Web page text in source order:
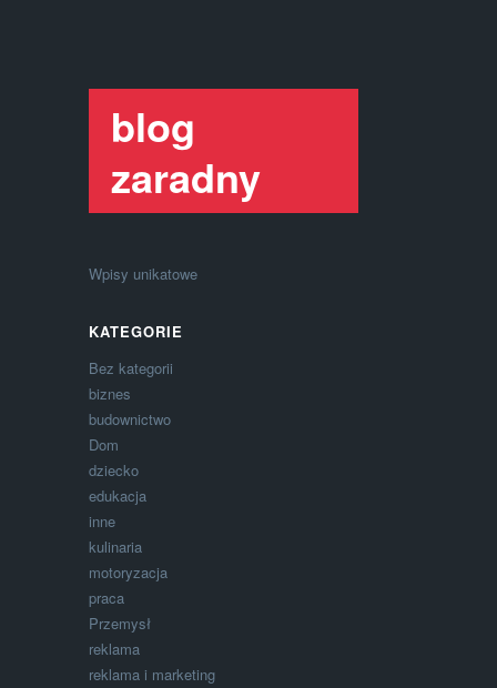
blog
zaradny
Wpisy unikatowe
KATEGORIE
Bez kategorii
biznes
budownictwo
Dom
dziecko
edukacja
inne
kulinaria
motoryzacja
praca
Przemysł
reklama
reklama i marketing